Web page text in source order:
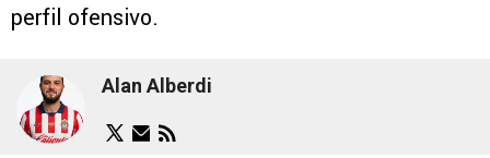
perfil ofensivo.
Alan Alberdi